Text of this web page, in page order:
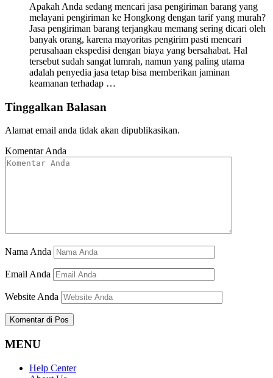
Apakah Anda sedang mencari jasa pengiriman barang yang
melayani pengiriman ke Hongkong dengan tarif yang murah?
Jasa pengiriman barang terjangkau memang sering dicari oleh
banyak orang, karena mayoritas pengirim pasti mencari
perusahaan ekspedisi dengan biaya yang bersahabat. Hal
tersebut sudah sangat lumrah, namun yang paling utama
adalah penyedia jasa tetap bisa memberikan jaminan
keamanan terhadap …
Tinggalkan Balasan
Alamat email anda tidak akan dipublikasikan.
Komentar Anda
Nama Anda
Email Anda
Website Anda
MENU
Help Center